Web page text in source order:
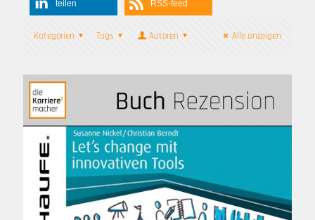
teilen RSS-feed
Kategorien Tags Autoren Alle anzeigen